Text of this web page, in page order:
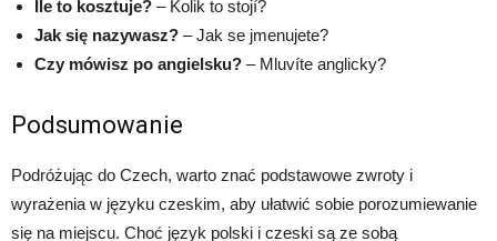
Ile to kosztuje? – Kolik to stojí?
Jak się nazywasz? – Jak se jmenujete?
Czy mówisz po angielsku? – Mluvíte anglicky?
Podsumowanie
Podróżując do Czech, warto znać podstawowe zwroty i
wyrażenia w języku czeskim, aby ułatwić sobie porozumiewanie
się na miejscu. Choć język polski i czeski są ze sobą